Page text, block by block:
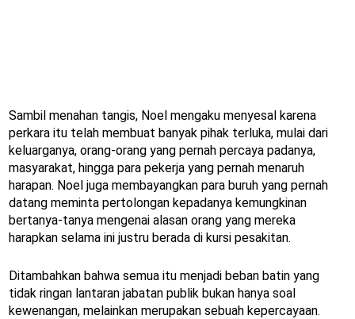
Sambil menahan tangis, Noel mengaku menyesal karena
perkara itu telah membuat banyak pihak terluka, mulai dari
keluarganya, orang-orang yang pernah percaya padanya,
masyarakat, hingga para pekerja yang pernah menaruh
harapan. Noel juga membayangkan para buruh yang pernah
datang meminta pertolongan kepadanya kemungkinan
bertanya-tanya mengenai alasan orang yang mereka
harapkan selama ini justru berada di kursi pesakitan.
Ditambahkan bahwa semua itu menjadi beban batin yang
tidak ringan lantaran jabatan publik bukan hanya soal
kewenangan, melainkan merupakan sebuah kepercayaan.